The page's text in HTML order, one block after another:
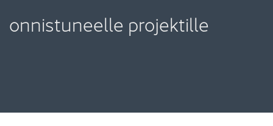
onnistuneelle projektille